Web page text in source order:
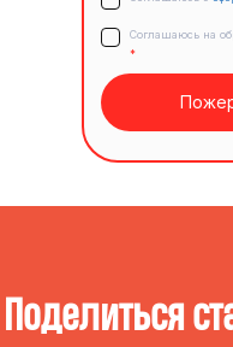
Соглашаюсь на
*
Поделиться